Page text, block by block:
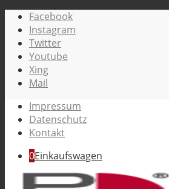
Facebook
Instagram
Twitter
Youtube
Xing
Mail
Impressum
Datenschutz
Kontakt
0Einkaufswagen